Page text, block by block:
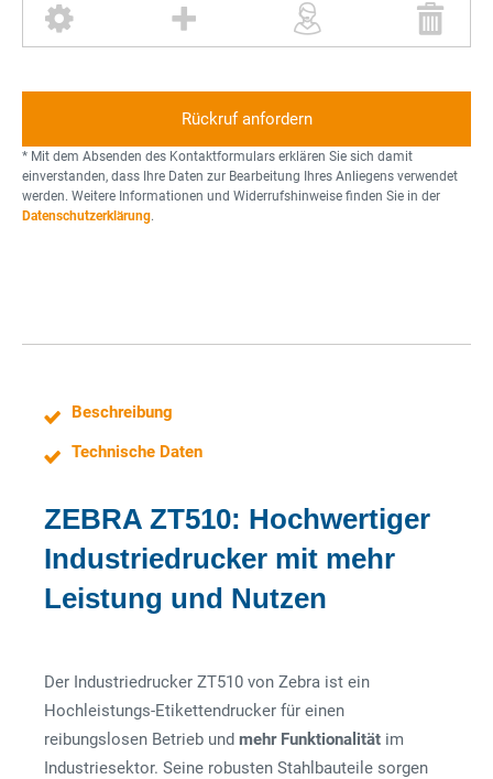
Z
a
n
a
d
l
s
e
s
n
ü
l
o
n
* Mit dem Absenden des Kontaktformulars erklären Sie sich damit
einverstanden, dass Ihre Daten zur Bearbeitung Ihres Anliegens verwendet
werden. Weitere Informationen und Widerrufshinweise finden Sie in der
Datenschutzerklärung.
Beschreibung
Technische Daten
ZEBRA ZT510: Hochwertiger
Industriedrucker mit mehr
Leistung und Nutzen
Der Industriedrucker ZT510 von Zebra ist ein
Hochleistungs-Etikettendrucker für einen
reibungslosen Betrieb und mehr Funktionalität im
Industriesektor. Seine robusten Stahlbauteile sorgen